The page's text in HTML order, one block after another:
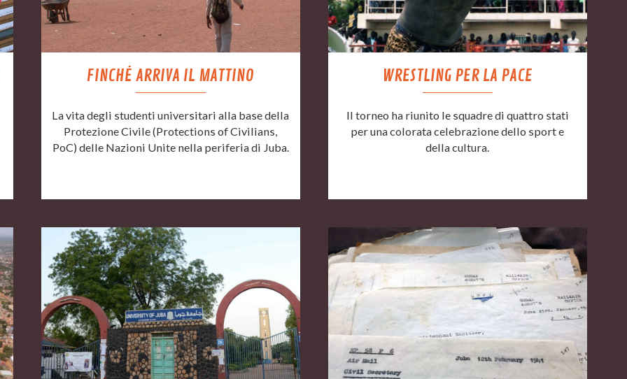
FINCHÉ ARRIVA IL MATTINO
La vita degli studenti universitari alla base della
Protezione Civile (Protections of Civilians,
PoC) delle Nazioni Unite nella periferia di Juba.
WRESTLING PER LA PACE
Il torneo ha riunito le squadre di quattro stati
per una colorata celebrazione dello sport e
della cultura.